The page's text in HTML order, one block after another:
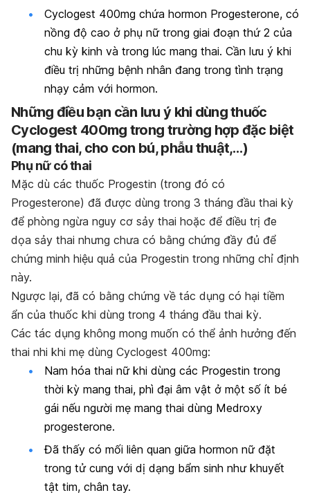
Cyclogest 400mg chứa hormon Progesterone, có
nồng độ cao ở phụ nữ trong giai đoạn thứ 2 của
chu kỳ kinh và trong lúc mang thai. Cần lưu ý khi
điều trị những bệnh nhân đang trong tình trạng
nhạy cảm với hormon.
Những điều bạn cần lưu ý khi dùng thuốc
Cyclogest 400mg trong trường hợp đặc biệt
(mang thai, cho con bú, phẫu thuật,…)
Phụ nữ có thai
Mặc dù các thuốc Progestin (trong đó có
Progesterone) đã được dùng trong 3 tháng đầu thai kỳ
để phòng ngừa nguy cơ sảy thai hoặc để điều trị đe
dọa sảy thai nhưng chưa có bằng chứng đầy đủ để
chứng minh hiệu quả của Progestin trong những chỉ định
này.
Ngược lại, đã có bằng chứng về tác dụng có hại tiềm
ẩn của thuốc khi dùng trong 4 tháng đầu thai kỳ.
Các tác dụng không mong muốn có thể ảnh hưởng đến
thai nhi khi mẹ dùng Cyclogest 400mg:
Nam hóa thai nữ khi dùng các Progestin trong
thời kỳ mang thai, phì đại âm vật ở một số ít bé
gái nếu người mẹ mang thai dùng Medroxy
progesterone.
Đã thấy có mối liên quan giữa hormon nữ đặt
trong tử cung với dị dạng bẩm sinh như khuyết
tật tim, chân tay.